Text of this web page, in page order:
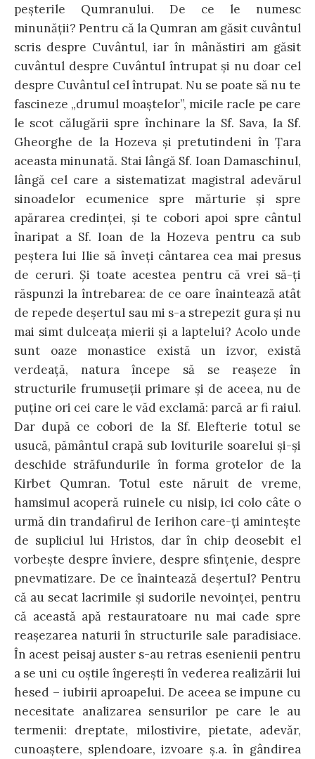
peşterile Qumranului. De ce le numesc
minunăţii? Pentru că la Qumran am găsit cuvântul
scris despre Cuvântul, iar în mânăstiri am găsit
cuvântul despre Cuvântul întrupat şi nu doar cel
despre Cuvântul cel întrupat. Nu se poate să nu te
fascineze „drumul moaştelor”, micile racle pe care
le scot călugării spre închinare la Sf. Sava, la Sf.
Gheorghe de la Hozeva şi pretutindeni în Ţara
aceasta minunată. Stai lângă Sf. Ioan Damaschinul,
lângă cel care a sistematizat magistral adevărul
sinoadelor ecumenice spre mărturie şi spre
apărarea credinţei, şi te cobori apoi spre cântul
înaripat a Sf. Ioan de la Hozeva pentru ca sub
peştera lui Ilie să înveţi cântarea cea mai presus
de ceruri. Şi toate acestea pentru că vrei să-ţi
răspunzi la întrebarea: de ce oare înaintează atât
de repede deşertul sau mi s-a strepezit gura şi nu
mai simt dulceaţa mierii şi a laptelui? Acolo unde
sunt oaze monastice există un izvor, există
verdeaţă, natura începe să se reaşeze în
structurile frumuseţii primare şi de aceea, nu de
puţine ori cei care le văd exclamă: parcă ar fi raiul.
Dar după ce cobori de la Sf. Elefterie totul se
usucă, pământul crapă sub loviturile soarelui şi-şi
deschide străfundurile în forma grotelor de la
Kirbet Qumran. Totul este năruit de vreme,
hamsimul acoperă ruinele cu nisip, ici colo câte o
urmă din trandafirul de Ierihon care-ţi aminteşte
de supliciul lui Hristos, dar în chip deosebit el
vorbeşte despre înviere, despre sfinţenie, despre
pnevmatizare. De ce înaintează deşertul? Pentru
că au secat lacrimile şi sudorile nevoinţei, pentru
că această apă restauratoare nu mai cade spre
reaşezarea naturii în structurile sale paradisiace.
În acest peisaj auster s-au retras esenienii pentru
a se uni cu oştile îngereşti în vederea realizării lui
hesed – iubirii aproapelui. De aceea se impune cu
necesitate analizarea sensurilor pe care le au
termenii: dreptate, milostivire, pietate, adevăr,
cunoaştere, splendoare, izvoare ş.a. în gândirea